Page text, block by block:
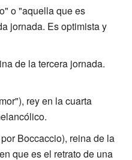
o "aquella que es
jornada. Es optimista y
de la tercera jornada.
rey en la cuarta
Boccaccio), reina de la
que es el retrato de una